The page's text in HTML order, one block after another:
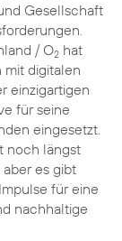
Gesellschaft
/ O2hat
mit digitalen
einzigartigen
für seine
eingesetzt.
noch längst
es gibt
für eine
nachhaltige